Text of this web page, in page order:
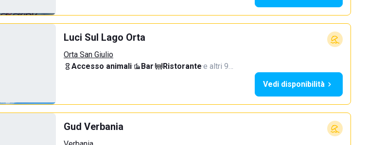
Luci Sul Lago Orta
Orta San Giulio
Accesso animali· Bar· Ristorante·e altri 9…
Vedi disponibilità
Gud Verbania